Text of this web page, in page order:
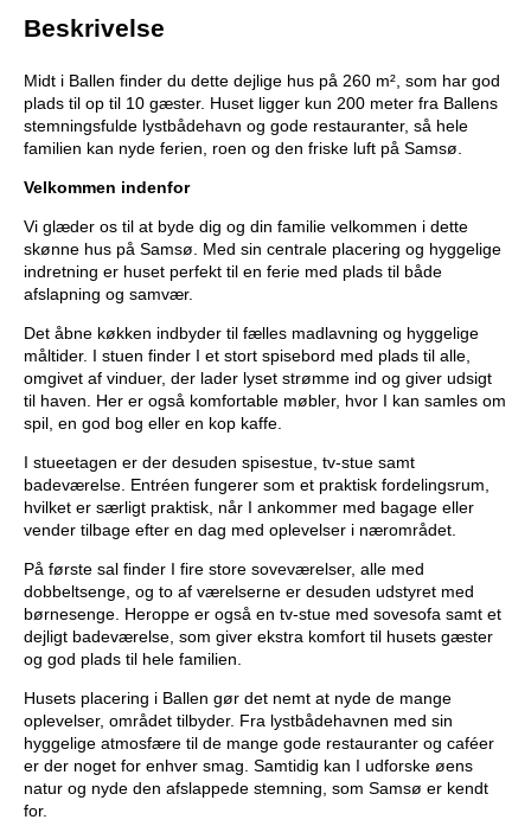
Beskrivelse
Midt i Ballen finder du dette dejlige hus på 260 m², som har god
plads til op til 10 gæster. Huset ligger kun 200 meter fra Ballens
stemningsfulde lystbådehavn og gode restauranter, så hele
familien kan nyde ferien, roen og den friske luft på Samsø.
Velkommen indenfor
Vi glæder os til at byde dig og din familie velkommen i dette
skønne hus på Samsø. Med sin centrale placering og hyggelige
indretning er huset perfekt til en ferie med plads til både
afslapning og samvær.
Det åbne køkken indbyder til fælles madlavning og hyggelige
måltider. I stuen finder I et stort spisebord med plads til alle,
omgivet af vinduer, der lader lyset strømme ind og giver udsigt
til haven. Her er også komfortable møbler, hvor I kan samles om
spil, en god bog eller en kop kaffe.
I stueetagen er der desuden spisestue, tv-stue samt
badeværelse. Entréen fungerer som et praktisk fordelingsrum,
hvilket er særligt praktisk, når I ankommer med bagage eller
vender tilbage efter en dag med oplevelser i nærområdet.
På første sal finder I fire store soveværelser, alle med
dobbeltsenge, og to af værelserne er desuden udstyret med
børnesenge. Heroppe er også en tv-stue med sovesofa samt et
dejligt badeværelse, som giver ekstra komfort til husets gæster
og god plads til hele familien.
Husets placering i Ballen gør det nemt at nyde de mange
oplevelser, området tilbyder. Fra lystbådehavnen med sin
hyggelige atmosfære til de mange gode restauranter og caféer
er der noget for enhver smag. Samtidig kan I udforske øens
natur og nyde den afslappede stemning, som Samsø er kendt
for.